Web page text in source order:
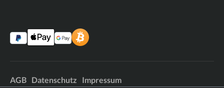
AGB Datenschutz Impressum